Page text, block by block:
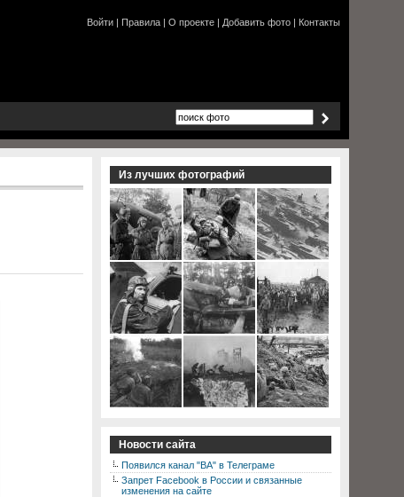
Войти | Правила | О проекте | Добавить фото | Контакты
Из лучших фотографий
Новости сайта
Появился канал "ВА" в Телеграме
Запрет Facebook в России и связанные
изменения на сайте